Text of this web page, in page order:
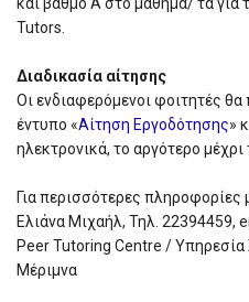
Tutors.
Διαδικασία αίτησης
Οι ενδιαφερόμενοι φοιτητές
έντυπο «Αίτηση Εργοδότησης»
ηλεκτρονικά, το αργότερο
Για περισσότερες πληροφορίες
Ελιάνα Μιχαήλ, Τηλ. 22394459,
Peer Tutoring Centre /
Μέριμνα